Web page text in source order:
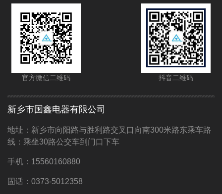
询
情
询
官方微信二维码 抖音二维码
新乡市国鑫电器有限公司
地址：新乡市向阳路与胜利路交叉口向南300米路东乘车路
线：乘坐30路公交车到门口下车
手机：15560160880
固话：0373-5012358